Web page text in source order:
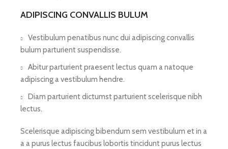
ADIPISCING CONVALLIS BULUM
Vestibulum penatibus nunc dui adipiscing convallis
bulum parturient suspendisse.
Abitur parturient praesent lectus quam a natoque
adipiscing a vestibulum hendre.
Diam parturient dictumst parturient scelerisque nibh
lectus.
Scelerisque adipiscing bibendum sem vestibulum et in a
a a purus lectus faucibus lobortis tincidunt purus lectus